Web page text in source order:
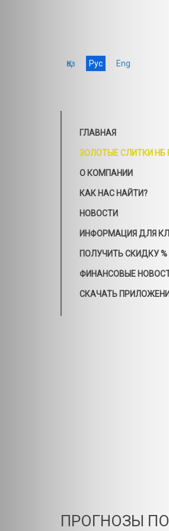
Қаз Рус Eng
ГЛАВНАЯ
ЗОЛОТЫЕ СЛИТКИ НБ
О КОМПАНИИ
КАК НАС НАЙТИ?
НОВОСТИ
ИНФОРМАЦИЯ ДЛЯ
ПОЛУЧИТЬ СКИДКУ %
ФИНАНСОВЫЕ
СКАЧАТЬ
ПРОГНОЗЫ ПО